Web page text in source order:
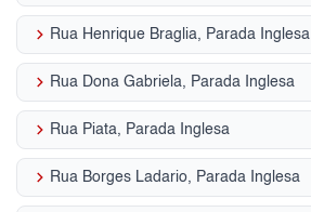
keyboard_arrow_right Rua Henrique Braglia, Parada Inglesa
keyboard_arrow_right Rua Dona Gabriela, Parada Inglesa
keyboard_arrow_right Rua Piata, Parada Inglesa
keyboard_arrow_right Rua Borges Ladario, Parada Inglesa